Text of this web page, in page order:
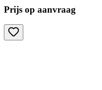
Prijs op aanvraag